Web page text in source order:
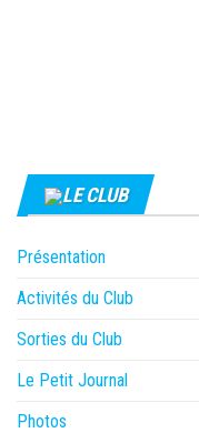
LE CLUB
Présentation
Activités du Club
Sorties du Club
Le Petit Journal
Photos